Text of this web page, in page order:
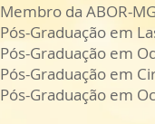
Membro da ABOR-
Pós-Graduação em
Pós-Graduação em
Pós-Graduação em
Pós-Graduação em